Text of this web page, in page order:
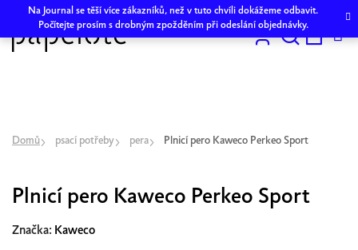
obsah
Na Journal se těší více zákazníků, než v tuto chvíli dokážeme odbavit.
Počítejte prosím s drobným zpožděním při odeslání objednávky.
Hledat
Domů psací potřeby pera Plnicí pero Kaweco Perkeo Sport
Plnicí pero Kaweco Perkeo Sport
Značka: Kaweco